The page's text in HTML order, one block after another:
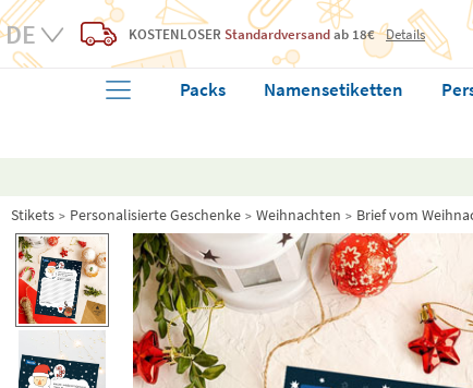
KOSTENLOSER Standardversandab 18€ Details
Packs Namensetiketten
Stikets Personalisierte Geschenke Weihnachten Brief vom